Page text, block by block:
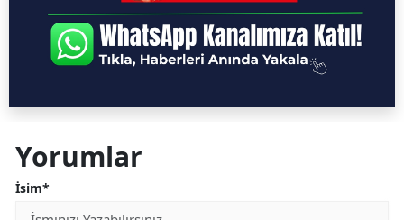
Yorumlar
İsim*